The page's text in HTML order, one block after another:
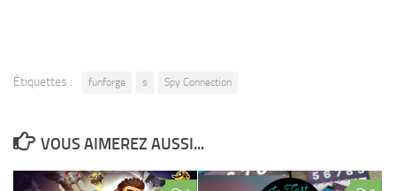
Étiquettes : funforge s Spy Connection
VOUS AIMEREZ AUSSI...